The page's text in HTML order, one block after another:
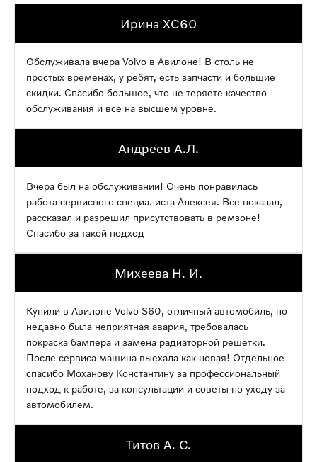
Ирина XC60
Обслуживала вчера Volvo в Авилоне! В столь не
простых временах, у ребят, есть запчасти и большие
скидки. Спасибо большое, что не теряете качество
обслуживания и все на высшем уровне.
Андреев А.Л.
Вчера был на обслуживании! Очень понравилась
работа сервисного специалиста Алексея. Все показал,
рассказал и разрешил присутствовать в ремзоне!
Спасибо за такой подход
Михеева Н. И.
Купили в Авилоне Volvo S60, отличный автомобиль, но
недавно была неприятная авария, требовалась
покраска бампера и замена радиаторной решетки.
После сервиса машина выехала как новая! Отдельное
спасибо Моханову Константину за профессиональный
подход к работе, за консультации и советы по уходу за
автомобилем.
Титов А. С.